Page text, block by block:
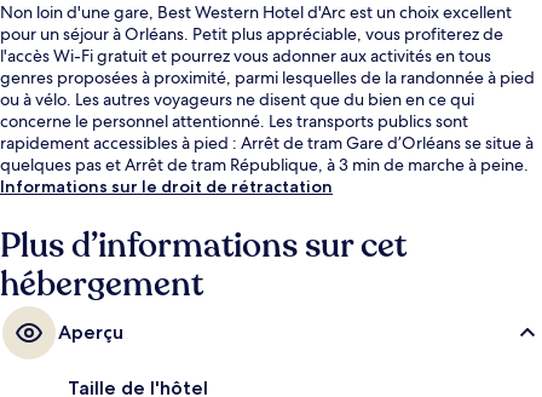
Non loin d'une gare, Best Western Hotel d'Arc est un choix excellent
pour un séjour à Orléans. Petit plus appréciable, vous profiterez de
l'accès Wi-Fi gratuit et pourrez vous adonner aux activités en tous
genres proposées à proximité, parmi lesquelles de la randonnée à pied
ou à vélo. Les autres voyageurs ne disent que du bien en ce qui
concerne le personnel attentionné. Les transports publics sont
rapidement accessibles à pied : Arrêt de tram Gare d’Orléans se situe à
quelques pas et Arrêt de tram République, à 3 min de marche à peine.
Informations sur le droit de rétractation
Plus d’informations sur cet
hébergement
Aperçu
Taille de l'hôtel